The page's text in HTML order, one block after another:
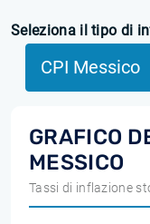
Seleziona il tipo di
CPI Messico
GRAFICO
MESSICO
Tassi di inflazione